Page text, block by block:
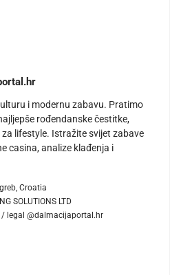
i modernu zabavu. Pratimo
rođendanske čestitke,
lifestyle. Istražite svijet zabave
casina, analize klađenja i
Croatia
SOLUTIONS LTD
legal @dalmacijaportal.hr